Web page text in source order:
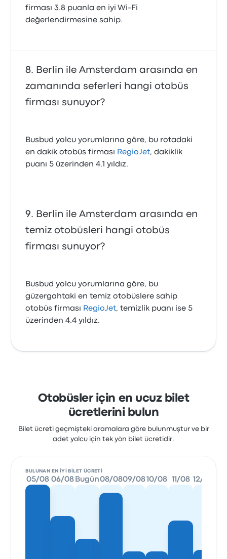
firması 3.8 puanla en iyi Wi‑Fi
değerlendirmesine sahip.
Berlin ile Amsterdam arasında en
zamanında seferleri hangi otobüs
firması sunuyor?
Busbud yolcu yorumlarına göre, bu rotadaki
en dakik otobüs firması RegioJet, dakiklik
puanı 5 üzerinden 4.1 yıldız.
Berlin ile Amsterdam arasında en
temiz otobüsleri hangi otobüs
firması sunuyor?
Busbud yolcu yorumlarına göre, bu
güzergahtaki en temiz otobüslere sahip
otobüs firması RegioJet, temizlik puanı ise 5
üzerinden 4.4 yıldız.
Otobüsler için en ucuz bilet
ücretlerini bulun
Bilet ücreti geçmişteki aramalara göre bulunmuştur ve bir
adet yolcu için tek yön bilet ücretidir.
BULUNAN EN IYI BILET ÜCRETI
05/08 06/08 Bugün08/0809/0810/08 11/08 12/08